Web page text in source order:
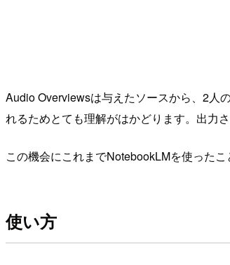
Audio Overviewsは与えたソースから、2人
れるためとても理解がはかどります。出力
この機会にこれまでNotebookLMを使った
使い方